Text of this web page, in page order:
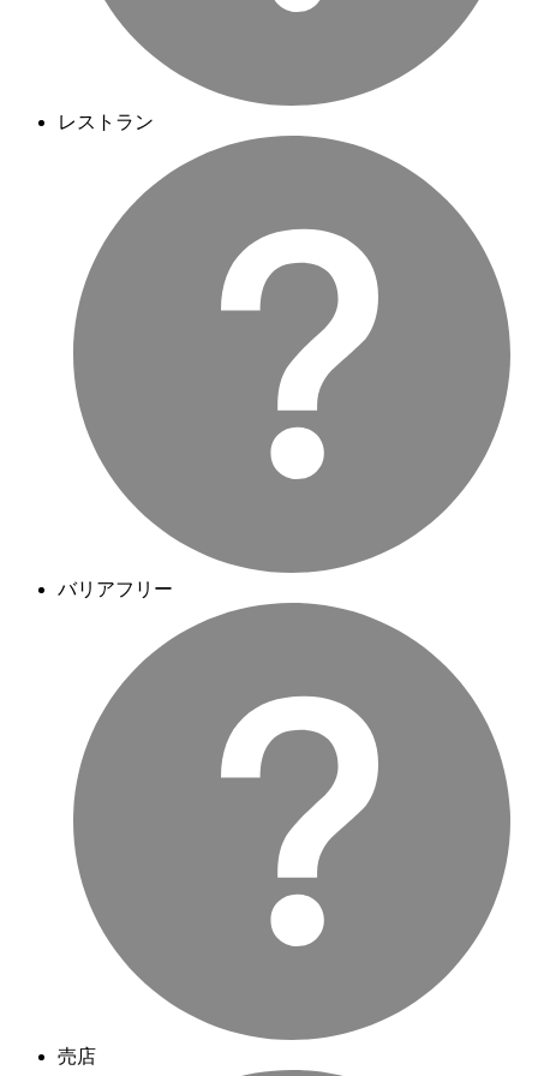
レストラン
バリアフリー
売店